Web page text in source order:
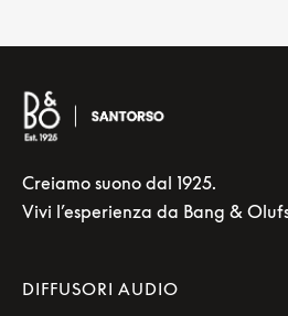
Creiamo suono dal 1925.
Vivi l’esperienza da Bang &
DIFFUSORI AUDIO